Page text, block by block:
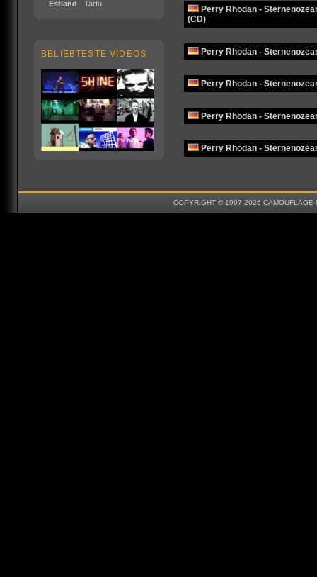
Estland - Tartu
BELIEBTESTE VIDEOS
Perry Rhodan -
(CD)
Perry Rhodan -
Perry Rhodan -
Perry Rhodan -
Perry Rhodan -
COPYRIGHT © 1997-2026 CAMOUFLAGE-